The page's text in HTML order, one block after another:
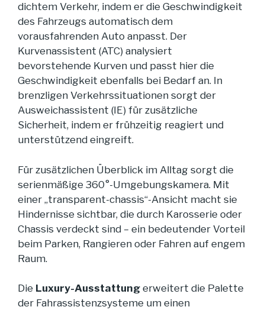
dichtem Verkehr, indem er die Geschwindigkeit
des Fahrzeugs automatisch dem
vorausfahrenden Auto anpasst. Der
Kurvenassistent (ATC) analysiert
bevorstehende Kurven und passt hier die
Geschwindigkeit ebenfalls bei Bedarf an. In
brenzligen Verkehrssituationen sorgt der
Ausweichassistent (IE) für zusätzliche
Sicherheit, indem er frühzeitig reagiert und
unterstützend eingreift.
Für zusätzlichen Überblick im Alltag sorgt die
serienmäßige 360°-Umgebungskamera. Mit
einer „transparent-chassis“-Ansicht macht sie
Hindernisse sichtbar, die durch Karosserie oder
Chassis verdeckt sind – ein bedeutender Vorteil
beim Parken, Rangieren oder Fahren auf engem
Raum.
Die Luxury-Ausstattung erweitert die Palette
der Fahrassistenzsysteme um einen